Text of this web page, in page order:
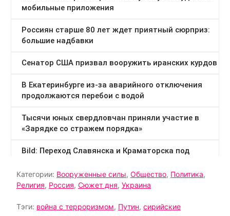
Категории: Вооруженные силы, Общество, Политика,
Религия, Россия, Сюжет дня, Украина
Тэги: война с терроризмом, Путин, сирийские